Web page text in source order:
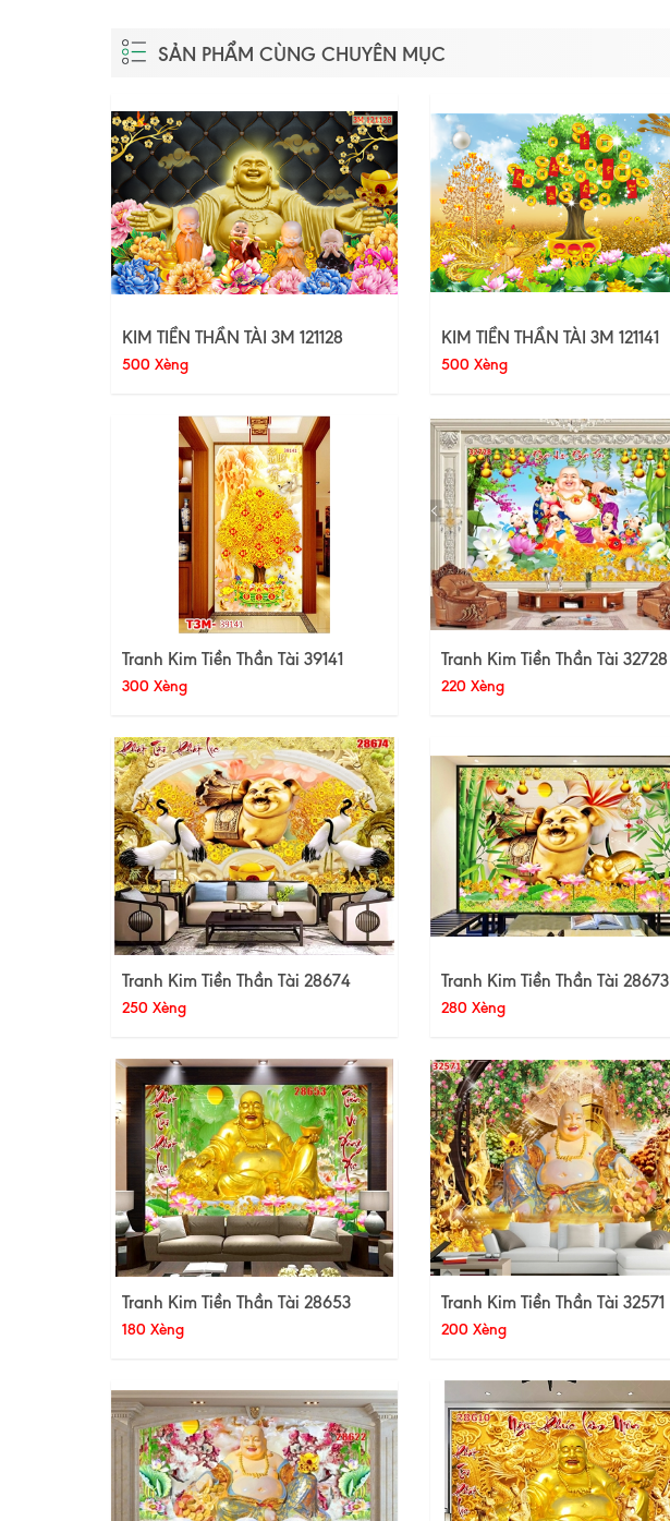
SẢN PHẨM CÙNG CHUYÊN MỤC
KIM TIỀN THẦN TÀI 3M 121128
500 Xèng
KIM TIỀN THẦN TÀI 3M 121141
500 Xèng
Tranh Kim Tiền Thần Tài 39141
300 Xèng
Tranh Kim Tiền Thần Tài 32728
220 Xèng
Tranh Kim Tiền Thần Tài 28674
250 Xèng
Tranh Kim Tiền Thần Tài 28673
280 Xèng
Tranh Kim Tiền Thần Tài 28653
180 Xèng
Tranh Kim Tiền Thần Tài 32571
200 Xèng